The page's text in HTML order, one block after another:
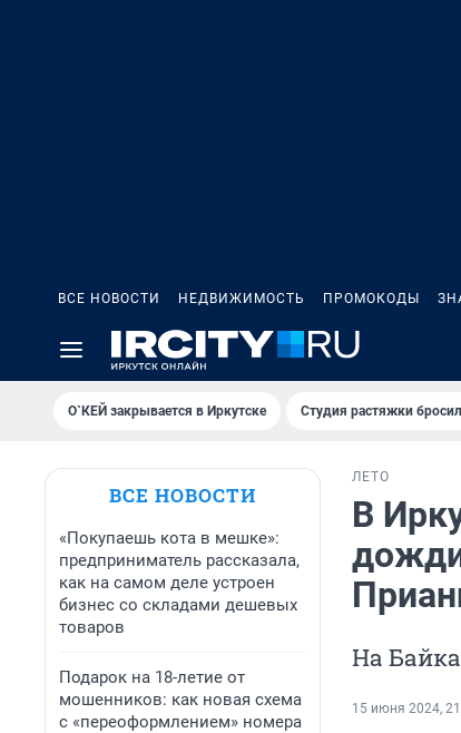
ВСЕ НОВОСТИ НЕДВИЖИМОСТЬ ПРОМОКОДЫ
О`КЕЙ закрывается в Иркутске Студия растяжки
ВСЕ НОВОСТИ
«Покупаешь кота в мешке»:
предприниматель рассказала,
как на самом деле устроен
бизнес со складами дешевых
товаров
Подарок на 18-летие от
мошенников: как новая схема
с «переоформлением» номера
ЛЕТО
В
На
15 июня 2024,